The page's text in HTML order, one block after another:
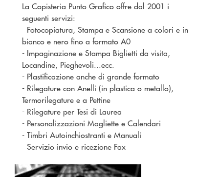
La Copisteria Punto Grafico offre dal 2001 i
seguenti servizi:
- Fotocopiatura, Stampa e Scansione a colori e in
bianco e nero fino a formato A0
- Impaginazione e Stampa Biglietti da visita,
Locandine, Pieghevoli...ecc.
- Plastificazione anche di grande formato
- Rilegature con Anelli (in plastica o metallo),
Termorilegature e a Pettine
- Rilegature per Tesi di Laurea
- Personalizzazioni Magliette e Calendari
- Timbri Autoinchiostranti e Manuali
- Servizio invio e ricezione Fax